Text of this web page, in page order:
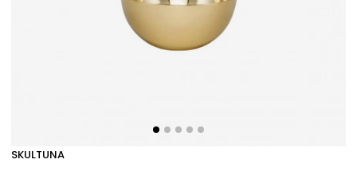
SKULTUNA